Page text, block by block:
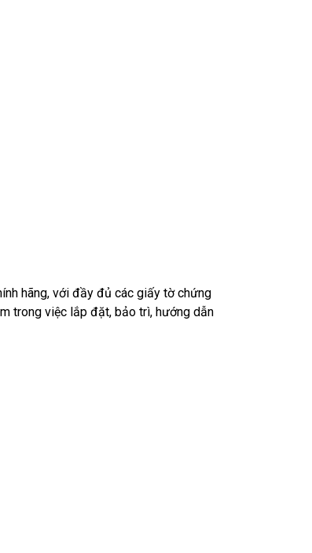
hãng, với đầy đủ các giấy tờ chứng
trong việc lắp đặt, bảo trì, hướng dẫn